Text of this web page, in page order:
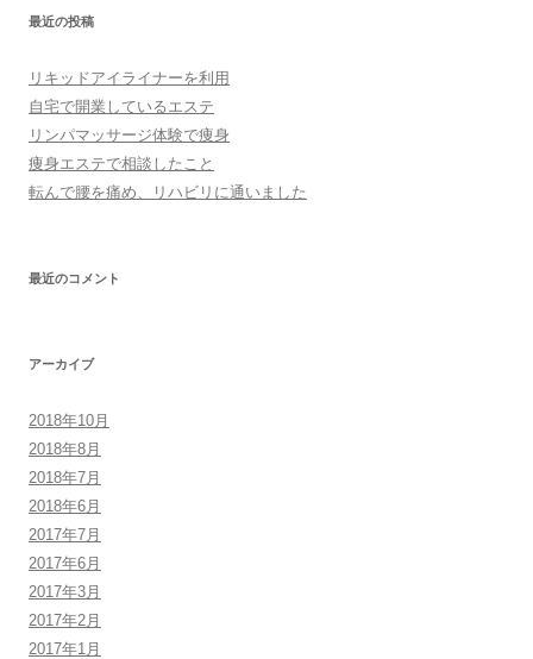
最近の投稿
リキッドアイライナーを利用
自宅で開業しているエステ
リンパマッサージ体験で痩身
痩身エステで相談したこと
転んで腰を痛め、リハビリに通いました
最近のコメント
アーカイブ
2018年10月
2018年8月
2018年7月
2018年6月
2017年7月
2017年6月
2017年3月
2017年2月
2017年1月